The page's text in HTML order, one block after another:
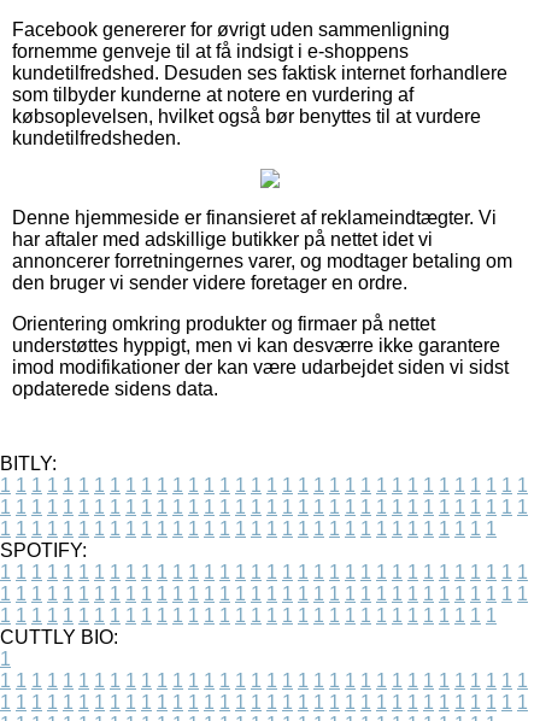
Facebook genererer for øvrigt uden sammenligning
fornemme genveje til at få indsigt i e-shoppens
kundetilfredshed. Desuden ses faktisk internet forhandlere
som tilbyder kunderne at notere en vurdering af
købsoplevelsen, hvilket også bør benyttes til at vurdere
kundetilfredsheden.
Denne hjemmeside er finansieret af reklameindtægter. Vi
har aftaler med adskillige butikker på nettet idet vi
annoncerer forretningernes varer, og modtager betaling om
den bruger vi sender videre foretager en ordre.
Orientering omkring produkter og firmaer på nettet
understøttes hyppigt, men vi kan desværre ikke garantere
imod modifikationer der kan være udarbejdet siden vi sidst
opdaterede sidens data.
BITLY:
1 1 1 1 1 1 1 1 1 1 1 1 1 1 1 1 1 1 1 1 1 1 1 1 1 1 1 1 1 1 1 1 1 1
1 1 1 1 1 1 1 1 1 1 1 1 1 1 1 1 1 1 1 1 1 1 1 1 1 1 1 1 1 1 1 1 1 1
1 1 1 1 1 1 1 1 1 1 1 1 1 1 1 1 1 1 1 1 1 1 1 1 1 1 1 1 1 1 1 1
SPOTIFY:
1 1 1 1 1 1 1 1 1 1 1 1 1 1 1 1 1 1 1 1 1 1 1 1 1 1 1 1 1 1 1 1 1 1
1 1 1 1 1 1 1 1 1 1 1 1 1 1 1 1 1 1 1 1 1 1 1 1 1 1 1 1 1 1 1 1 1 1
1 1 1 1 1 1 1 1 1 1 1 1 1 1 1 1 1 1 1 1 1 1 1 1 1 1 1 1 1 1 1 1
CUTTLY BIO:
1
1 1 1 1 1 1 1 1 1 1 1 1 1 1 1 1 1 1 1 1 1 1 1 1 1 1 1 1 1 1 1 1 1 1
1 1 1 1 1 1 1 1 1 1 1 1 1 1 1 1 1 1 1 1 1 1 1 1 1 1 1 1 1 1 1 1 1 1